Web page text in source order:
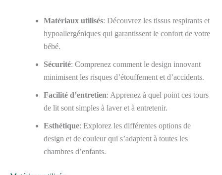
Matériaux utilisés: Découvrez les tissus respirants et
hypoallergéniques qui garantissent le confort de votre
bébé.
Sécurité: Comprenez comment le design innovant
minimisent les risques d’étouffement et d’accidents.
Facilité d’entretien: Apprenez à quel point ces tours
de lit sont simples à laver et à entretenir.
Esthétique: Explorez les différentes options de
design et de couleur qui s’adaptent à toutes les
chambres d’enfants.